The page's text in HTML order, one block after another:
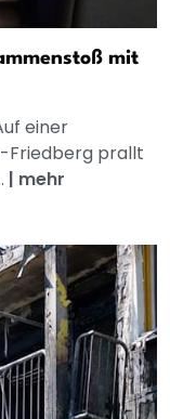
mit
einer
Friedberg prallt
| mehr